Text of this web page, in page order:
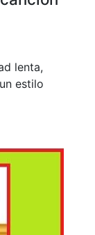
lenta,
estilo